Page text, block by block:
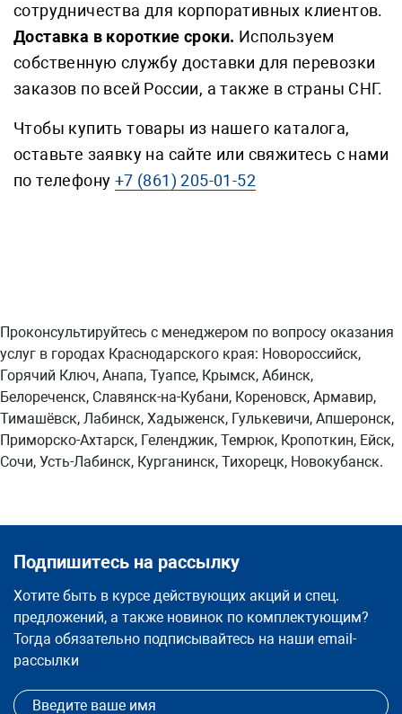
сотрудничества для корпоративных клиентов.
Доставка в короткие сроки. Используем
собственную службу доставки для перевозки
заказов по всей России, а также в страны СНГ.
Чтобы купить товары из нашего каталога,
оставьте заявку на сайте или свяжитесь с нами
по телефону +7 (861) 205-01-52
Проконсультируйтесь с менеджером по вопросу оказания
услуг в городах Краснодарского края: Новороссийск,
Горячий Ключ, Анапа, Туапсе, Крымск, Абинск,
Белореченск, Славянск-на-Кубани, Кореновск, Армавир,
Тимашёвск, Лабинск, Хадыженск, Гулькевичи, Апшеронск,
Приморско-Ахтарск, Геленджик, Темрюк, Кропоткин, Ейск,
Сочи, Усть-Лабинск, Курганинск, Тихорецк, Новокубанск.
Подпишитесь на рассылку
Хотите быть в курсе действующих акций и спец.
предложений, а также новинок по комплектующим?
Тогда обязательно подписывайтесь на наши email-
рассылки